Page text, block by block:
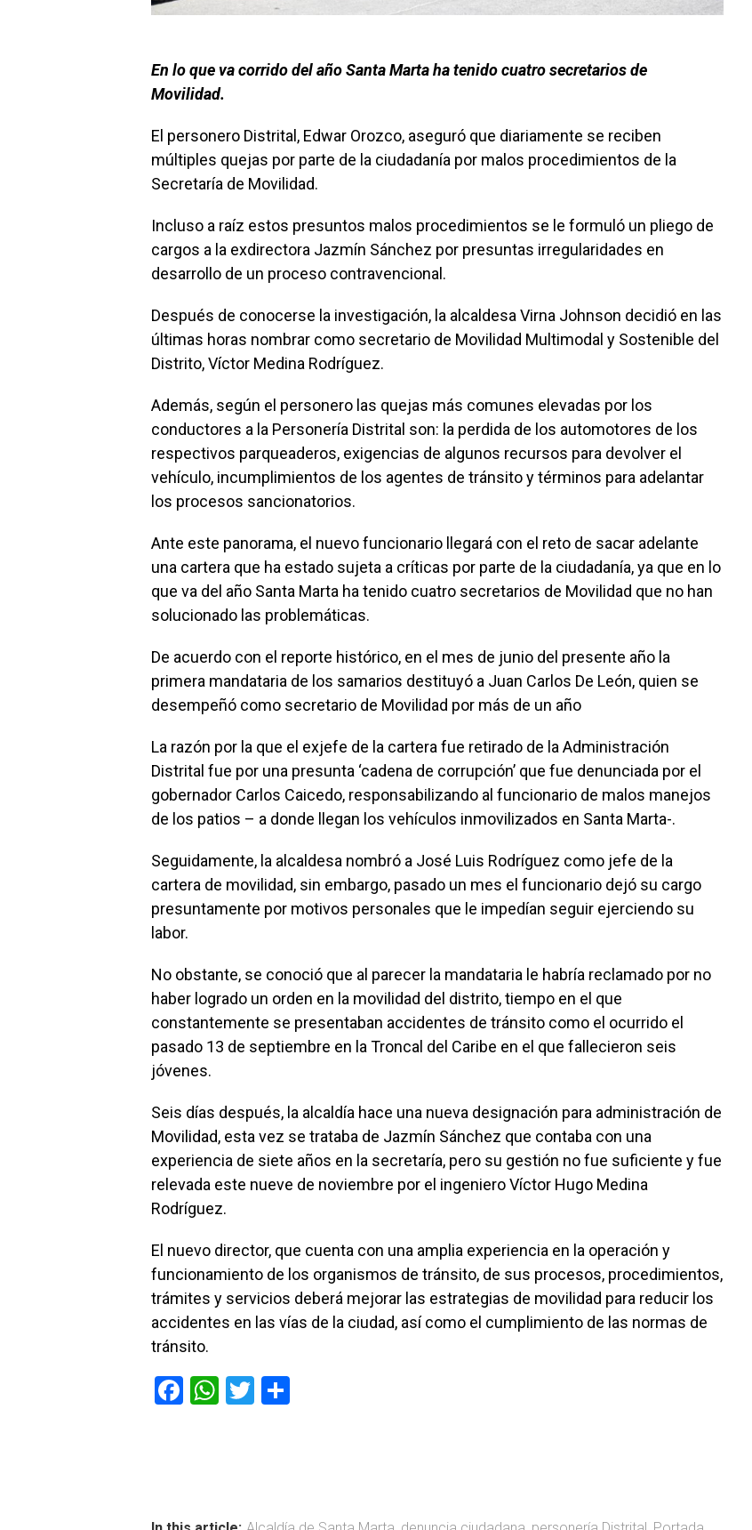
En lo que va corrido del año Santa Marta ha tenido cuatro secretarios de
Movilidad.
El personero Distrital, Edwar Orozco, aseguró que diariamente se reciben
múltiples quejas por parte de la ciudadanía por malos procedimientos de la
Secretaría de Movilidad.
Incluso a raíz estos presuntos malos procedimientos se le formuló un pliego de
cargos a la exdirectora Jazmín Sánchez por presuntas irregularidades en
desarrollo de un proceso contravencional.
Después de conocerse la investigación, la alcaldesa Virna Johnson decidió en las
últimas horas nombrar como secretario de Movilidad Multimodal y Sostenible del
Distrito, Víctor Medina Rodríguez.
Además, según el personero las quejas más comunes elevadas por los
conductores a la Personería Distrital son: la perdida de los automotores de los
respectivos parqueaderos, exigencias de algunos recursos para devolver el
vehículo, incumplimientos de los agentes de tránsito y términos para adelantar
los procesos sancionatorios.
Ante este panorama, el nuevo funcionario llegará con el reto de sacar adelante
una cartera que ha estado sujeta a críticas por parte de la ciudadanía, ya que en lo
que va del año Santa Marta ha tenido cuatro secretarios de Movilidad que no han
solucionado las problemáticas.
De acuerdo con el reporte histórico, en el mes de junio del presente año la
primera mandataria de los samarios destituyó a Juan Carlos De León, quien se
desempeñó como secretario de Movilidad por más de un año
La razón por la que el exjefe de la cartera fue retirado de la Administración
Distrital fue por una presunta ‘cadena de corrupción’ que fue denunciada por el
gobernador Carlos Caicedo, responsabilizando al funcionario de malos manejos
de los patios – a donde llegan los vehículos inmovilizados en Santa Marta-.
Seguidamente, la alcaldesa nombró a José Luis Rodríguez como jefe de la
cartera de movilidad, sin embargo, pasado un mes el funcionario dejó su cargo
presuntamente por motivos personales que le impedían seguir ejerciendo su
labor.
No obstante, se conoció que al parecer la mandataria le habría reclamado por no
haber logrado un orden en la movilidad del distrito, tiempo en el que
constantemente se presentaban accidentes de tránsito como el ocurrido el
pasado 13 de septiembre en la Troncal del Caribe en el que fallecieron seis
jóvenes.
Seis días después, la alcaldía hace una nueva designación para administración de
Movilidad, esta vez se trataba de Jazmín Sánchez que contaba con una
experiencia de siete años en la secretaría, pero su gestión no fue suficiente y fue
relevada este nueve de noviembre por el ingeniero Víctor Hugo Medina
Rodríguez.
El nuevo director, que cuenta con una amplia experiencia en la operación y
funcionamiento de los organismos de tránsito, de sus procesos, procedimientos,
trámites y servicios deberá mejorar las estrategias de movilidad para reducir los
accidentes en las vías de la ciudad, así como el cumplimiento de las normas de
tránsito.
F
W T